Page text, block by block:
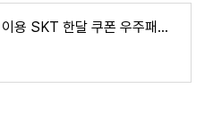
웨이브 무료 이용 SKT 한달 쿠폰 우주패스 싸게 보는 법